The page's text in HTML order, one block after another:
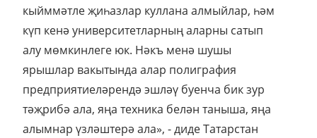
кыйммәтле җиһазлар куллана алмыйлар, һәм
күп кенә университетларның аларны сатып
алу мөмкинлеге юк. Нәкъ менә шушы
ярышлар вакытында алар полиграфия
предприятиеләрендә эшләү буенча бик зур
тәҗрибә ала, яңа техника белән таныша, яңа
алымнар үзләштерә ала», - диде Татарстан